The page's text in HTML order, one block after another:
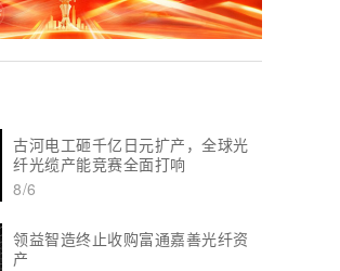
古河电工砸千亿日元扩产，全球光
纤光缆产能竞赛全面打响
8/6
领益智造终止收购富通嘉善光纤资
产